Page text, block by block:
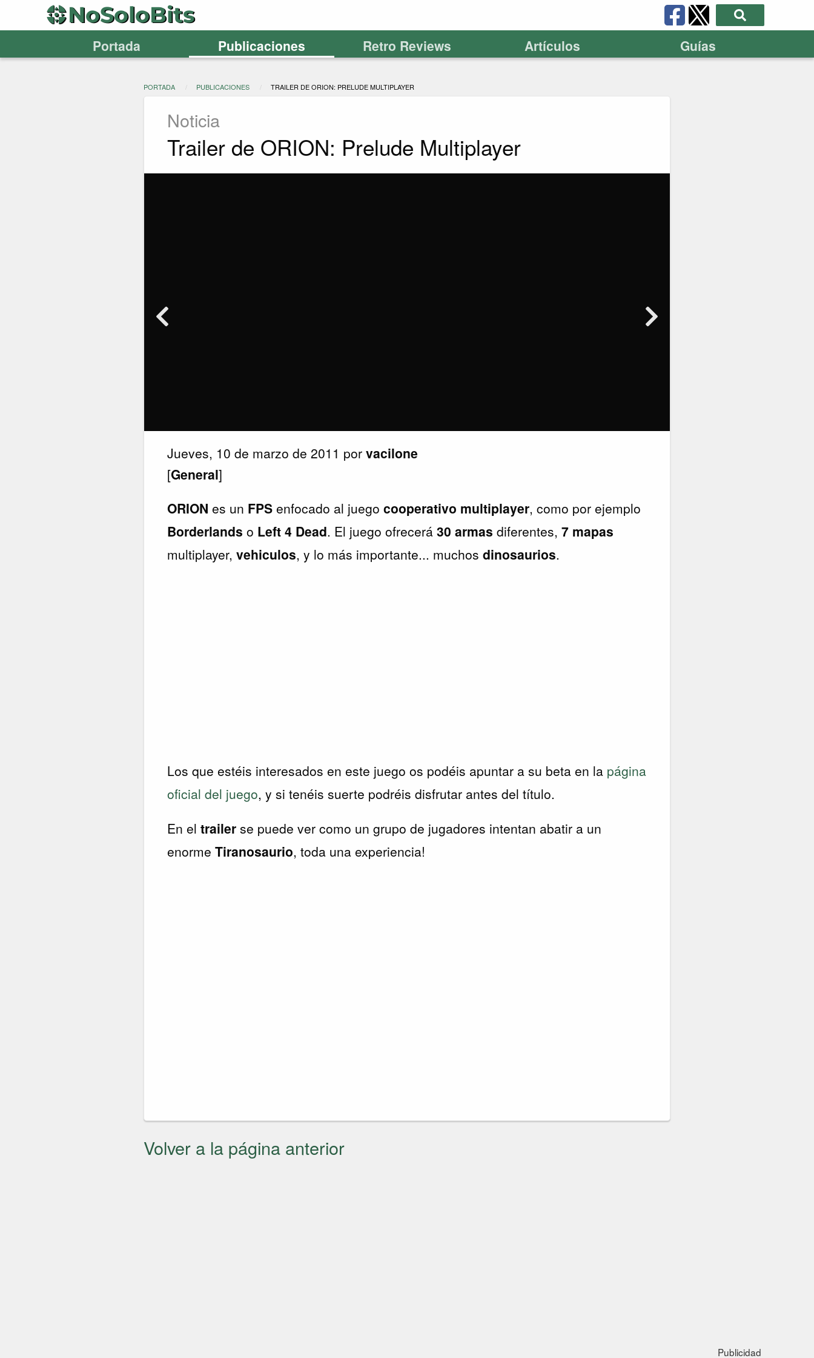
Portada Publicaciones Retro Reviews Artículos Guías
PORTADA PUBLICACIONES TRAILER DE ORION: PRELUDE MULTIPLAYER
Noticia
Trailer de ORION: Prelude Multiplayer
Jueves, 10 de marzo de 2011 porvacilone
[General]
ORIONes un FPSenfocado al juegocooperativo multiplayer, como por ejemplo
Borderlandso Left 4 Dead. El juego ofrecerá30 armas diferentes, 7 mapas
multiplayer,vehiculos, y lo más importante... muchosdinosaurios.
Los que estéis interesados en este juego os podéis apuntar a su beta en la página
oficial del juego, y si tenéis suerte podréis disfrutar antes del título.
En eltrailerse puede ver como un grupo de jugadores intentan abatir a un
enormeTiranosaurio, toda una experiencia!
Volver a la página anterior
Publicidad